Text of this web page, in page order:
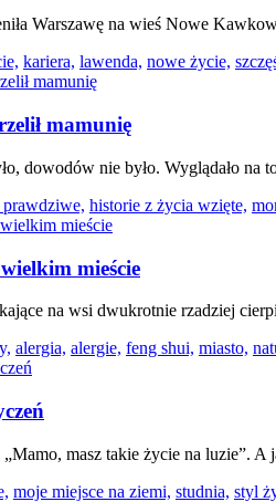
Warszawę na wieś Nowe
kariera, lawenda, nowe życie,
mamunię
dowodów nie było. Wyglądało na
historie z życia wzięte,
mieście
na wsi dwukrotnie rzadziej
alergia, alergie, feng shui, miasto,
masz takie życie na luzie”.
moje miejsce na ziemi, studnia, styl